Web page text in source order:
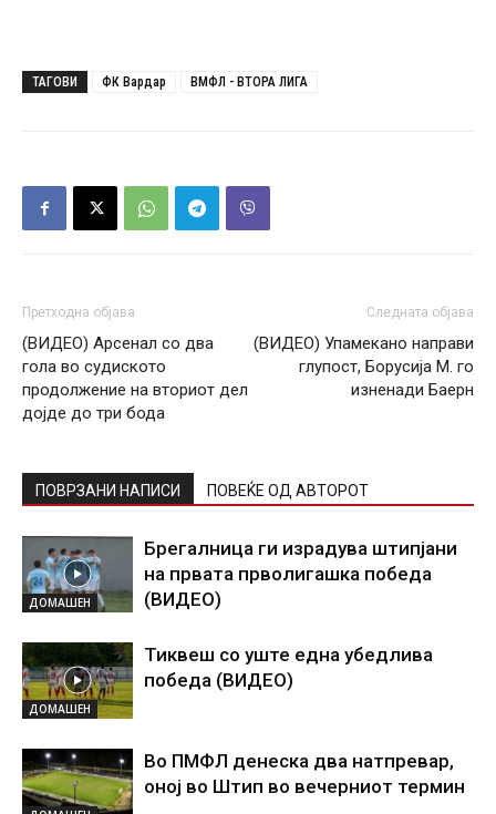
ТАГОВИ ФК Вардар ВМФЛ - ВТОРА ЛИГА
Претходна објава
(ВИДЕО) Арсенал со два
гола во судиското
продолжение на вториот дел
дојде до три бода
Следната објава
(ВИДЕО) Упамекано направи
глупост, Борусија М. го
изненади Баерн
ПОВРЗАНИ НАПИСИ ПОВЕЌЕ ОД АВТОРОТ
ДОМАШЕН
Брегалница ги израдува штипјани
на првата прволигашка победа
(ВИДЕО)
ДОМАШЕН
Тиквеш со уште една убедлива
победа (ВИДЕО)
Во ПМФЛ денеска два натпревар,
оној во Штип во вечерниот термин